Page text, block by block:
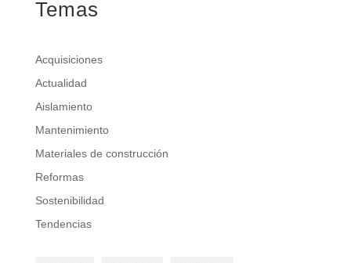
Temas
Acquisiciones
Actualidad
Aislamiento
Mantenimiento
Materiales de construcción
Reformas
Sostenibilidad
Tendencias